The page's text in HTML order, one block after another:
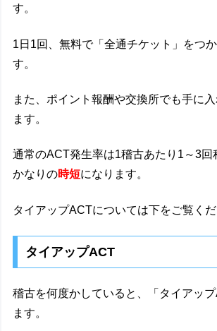
す。
1日1回、無料で「全通チケット」をつ
す。
また、ポイント報酬や交換所でも手に
ます。
通常のACT発生率は1稽古あたり1～3回
かなりの時短になります。
タイアップACTについては下をご覧くだ
タイアップACT
稽古を何度かしていると、「タイアッ
ます。